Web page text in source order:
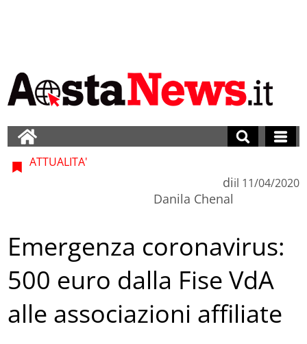
ATTUALITA'
di
Danila Chenal
il 11/04/2020
Emergenza coronavirus:
500 euro dalla Fise VdA
alle associazioni affiliate